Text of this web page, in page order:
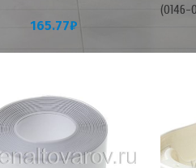
165.77₽
(0146-